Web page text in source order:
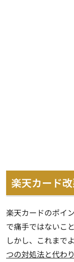
楽天カード
楽天カードのポイ
で痛手ではないこ
しかし、これまで
つの対処法と代わ